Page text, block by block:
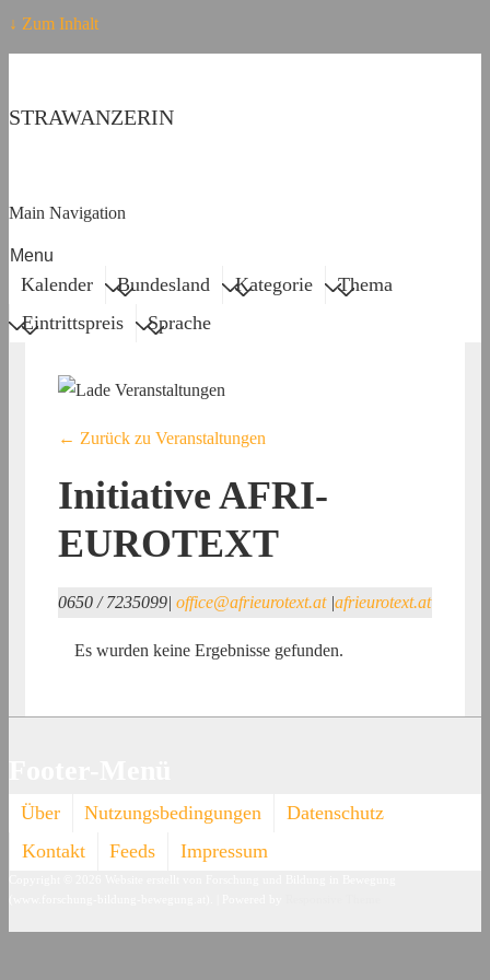
↓ Zum Inhalt
STRAWANZERIN
Main Navigation
Menu
Kalender Bundesland Kategorie
Thema
Eintrittspreis
Sprache
← Zurück zu Veranstaltungen
Initiative AFRI-
EUROTEXT
0650 / 7235099| office@afrieurotext.at |afrieurotext.at
Es wurden keine Ergebnisse gefunden.
Über Nutzungsbedingungen
Datenschutz
Kontakt
Feeds Impressum